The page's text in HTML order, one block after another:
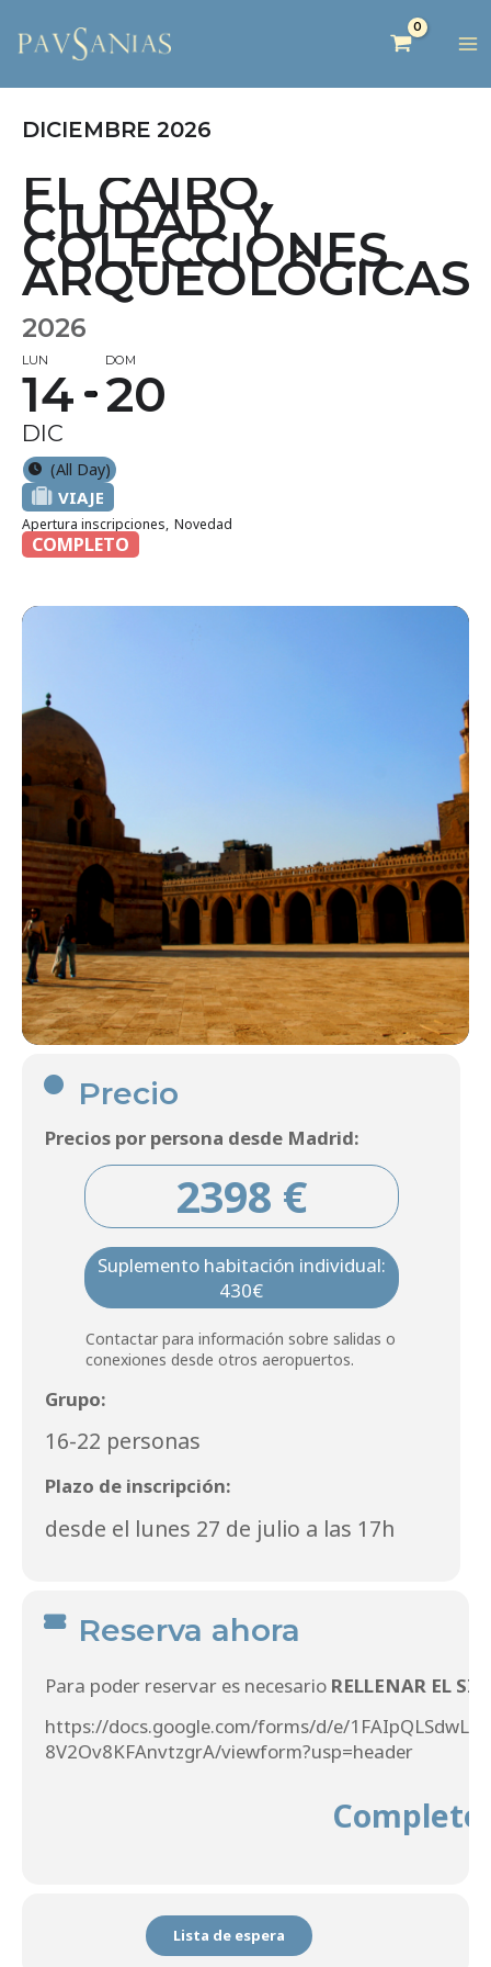
DICIEMBRE 2026
EL CAIRO,
CIUDAD Y
COLECCIONES
ARQUEOLÓGICAS
2026
LUN
14
DIC
DOM
20
(All Day)
VIAJE
Apertura inscripciones, Novedad
COMPLETO
Precio
Precios por persona desde Madrid:
2398 €
Suplemento habitación individual:
430€
Contactar para información sobre salidas o
conexiones desde otros aeropuertos.
Grupo:
16-22 personas
Plazo de inscripción:
desde el lunes 27 de julio a las 17h
Reserva ahora
Para poder reservar es necesario RELLENAR EL
https://docs.google.com/forms/d/e/
8V2Ov8KFAnvtzgrA/viewform?usp=header
Completo
Lista de espera